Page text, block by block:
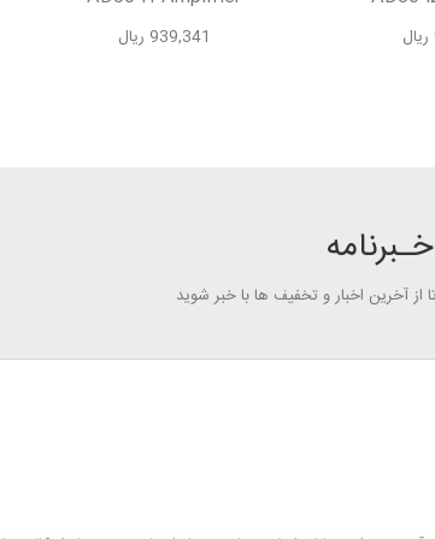
939,341 ریال
از آخرین اخبار و تخفیف ها با خبر شوید